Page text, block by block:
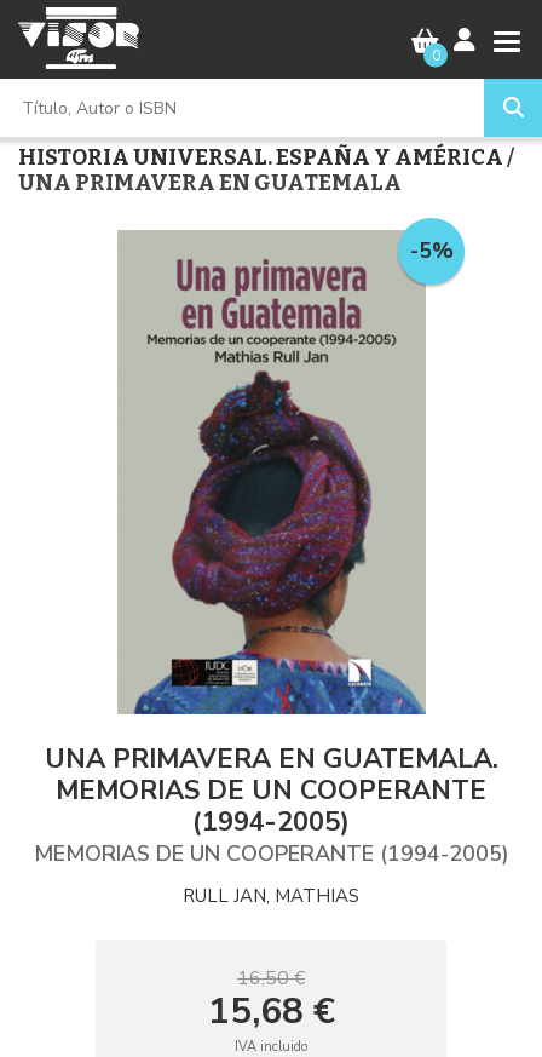
0
HISTORIA UNIVERSAL. ESPAÑA Y AMÉRICA/
UNA PRIMAVERA EN GUATEMALA
-5%
UNA PRIMAVERA EN GUATEMALA.
MEMORIAS DE UN COOPERANTE
(1994-2005)
MEMORIAS DE UN COOPERANTE (1994-2005)
RULL JAN, MATHIAS
16,50 €
15,68 €
IVA incluido